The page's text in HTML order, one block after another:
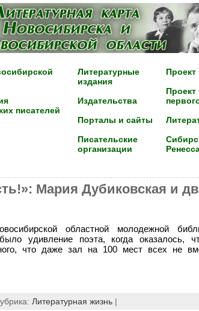
писателей
Литературные
издания
Издательства
Порталы и сайты
Писательские
организации
Проект
Проект
Мария Дубиковская и
областной молодежной
удивление поэта, когда оказалось,
что даже зал на 100 мест всех не
Литературная жизнь|